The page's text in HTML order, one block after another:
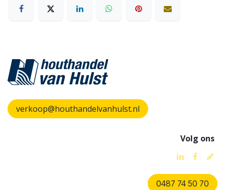
verkoop@houthandelvanhulst.nl
Volg ons
0487 74 50 70